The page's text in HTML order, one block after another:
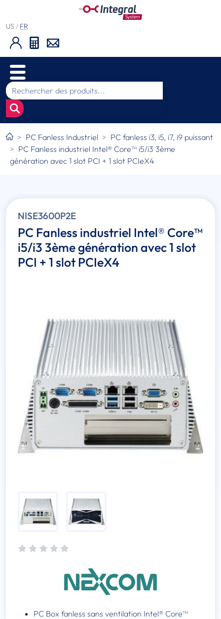
US / FR
PC Fanless Industriel
PC fanless i3, i5, i7, i9 puissant
PC Fanless industriel Intel® Core™ i5/i3 3ème
génération avec 1 slot PCI + 1 slot PCIeX4
NISE3600P2E
PC Fanless industriel Intel® Core™
i5/i3 3ème génération avec 1 slot
PCI + 1 slot PCIeX4
PC Box fanless sans ventilation Intel® Core™